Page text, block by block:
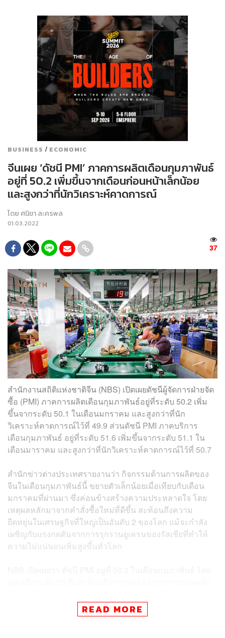
BUSINESS / ECONOMIC
จีนเผย ‘ดัชนี PMI’ ภาคการผลิตเดือนกุมภาพันธ์
อยู่ที่ 50.2 เพิ่มขึ้นจากเดือนก่อนหน้าเล็กน้อย
และสูงกว่าที่นักวิเคราะห์คาดการณ์
โดย ศนิชา ละครพล
01.03.2022
37
สำนักงานสถิติแห่งชาติจีน (NBS) เปิดเผยดัชนีผู้จัดการฝ่ายจัด
ซื้อ (PMI) ภาคการผลิตเดือนกุมภาพันธ์อยู่ที่ระดับ 50.2 เพิ่ม
ขึ้นจากระดับ 50.1 ในเดือนมกราคม และสูงกว่าที่นัก
วิเคราะห์คาดการณ์ไว้ที่ 49.9 ส่วนดัชนี PMI ภาคบริการ
เดือนกุมภาพันธ์ อยู่ที่ระดับ 51.6 เพิ่มขึ้นจากระดับ 51.1 ใน
เดือนมาราคม และสูงกว่าที่นักวิเคราะห์คาดการณ์ไว้ที่ 50.7
สำนักข่าวต่างประเทศรายงานว่า กิจกรรมด้านการผลิตของ
จีนในเดือนกุมภาพันธ์นี้ ขยายตัวเล็กน้อยเมื่อเทียบกับเดือน
มกราคมที่ผ่านมา ซึ่งค่อนข้างสร้างความประหลาดใจ โดย
เหตุผลหลักมาจากคำสั่งซื้อใหม่ที่ดีขึ้น สะท้อนถึงความ
ยืดหยุ่นในเศรษฐกิจที่ใหญ่เป็นอันดับ 2 ของโลก แม้จะกำลัง
เผชิญกับแรงกดดันจากการรุกรานยูเครนของรัสเซียที่ทำให้
ความไม่แน่นอนเพิ่มสูงขึ้นทั่วโลก
ระดับที่นักวิเคราะห์คาดการณ์ไว้ที่ 49.9 เช่นกัน
READ MORE